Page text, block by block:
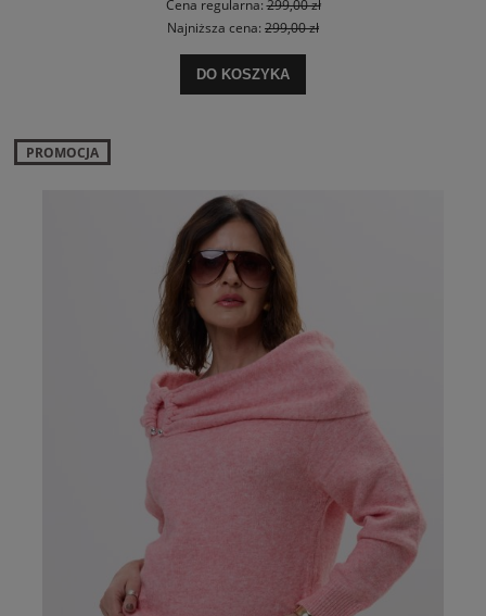
Cena regularna:299,00 zł
Najniższa cena: 299,00 zł
DO KOSZYKA
PROMOCJA